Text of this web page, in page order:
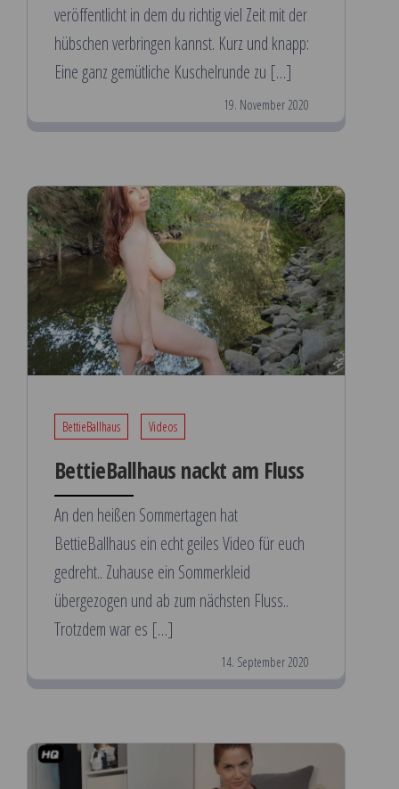
veröffentlicht in dem du richtig viel Zeit mit der
hübschen verbringen kannst. Kurz und knapp:
Eine ganz gemütliche Kuschelrunde zu […]
19. November 2020
BettieBallhaus Videos
BettieBallhaus nackt am Fluss
An den heißen Sommertagen hat
BettieBallhaus ein echt geiles Video für euch
gedreht.. Zuhause ein Sommerkleid
übergezogen und ab zum nächsten Fluss..
Trotzdem war es […]
14. September 2020